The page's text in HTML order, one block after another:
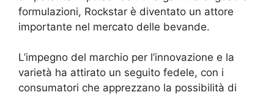
formulazioni, Rockstar è diventato un attore
importante nel mercato delle bevande.
L’impegno del marchio per l’innovazione e la
varietà ha attirato un seguito fedele, con i
consumatori che apprezzano la possibilità di